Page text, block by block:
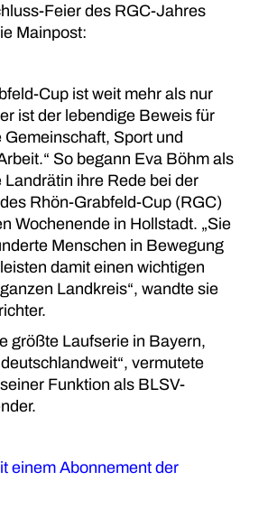
Feier des RGC-Jahres
Mainpost:
Cup ist weit mehr als nur
ist der lebendige Beweis für
Sport und
So begann Eva Böhm als
ihre Rede bei der
Rhön-Grabfeld-Cup (RGC)
Wochenende in Hollstadt. „Sie
Menschen in Bewegung
damit einen wichtigen
Landkreis“, wandte sie
größte Laufserie in Bayern,
vermutete
Funktion als BLSV-
einem Abonnement der